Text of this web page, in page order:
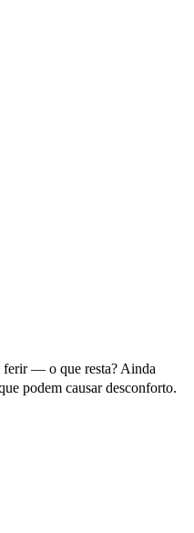
ferir — o que resta? Ainda
podem causar desconforto.